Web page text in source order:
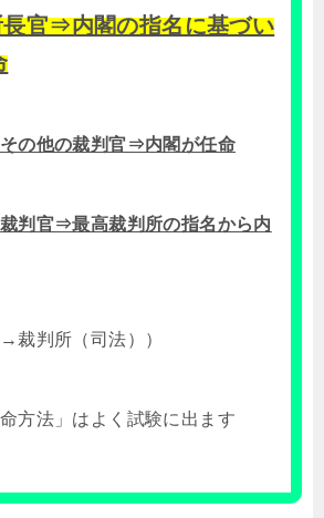
長官⇒内閣の指名に基づい
その他の裁判官⇒内閣が任命
裁判官⇒最高裁判所の指名から内
裁判所（司法））
方法」はよく試験に出ます